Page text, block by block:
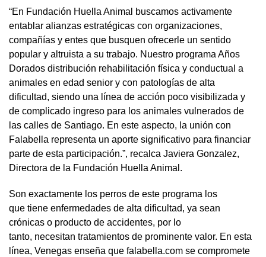
“En Fundación Huella Animal buscamos activamente
entablar alianzas estratégicas con organizaciones,
compañías y entes que busquen ofrecerle un sentido
popular y altruista a su trabajo. Nuestro programa Años
Dorados distribución rehabilitación física y conductual a
animales en edad senior y con patologías de alta
dificultad, siendo una línea de acción poco visibilizada y
de complicado ingreso para los animales vulnerados de
las calles de Santiago. En este aspecto, la unión con
Falabella representa un aporte significativo para financiar
parte de esta participación.”, recalca Javiera Gonzalez,
Directora de la Fundación Huella Animal.
Son exactamente los perros de este programa los
que tiene enfermedades de alta dificultad, ya sean
crónicas o producto de accidentes, por lo
tanto, necesitan tratamientos de prominente valor. En esta
línea, Venegas enseña que falabella.com se compromete